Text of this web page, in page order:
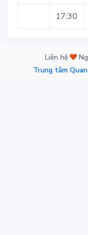
17:30
Liên hệ
Trung tâm